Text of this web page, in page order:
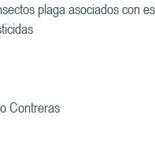
plaga asociados con
Contreras